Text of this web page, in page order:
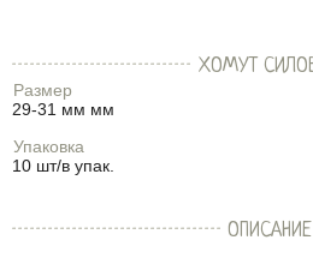
ХОМУТ
Размер
29-31 мм мм
Упаковка
10 шт/в упак.
ОПИСАНИЕ